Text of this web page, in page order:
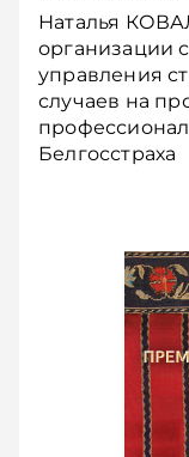
Наталья
организации
управления
случаев на
Белгосстраха